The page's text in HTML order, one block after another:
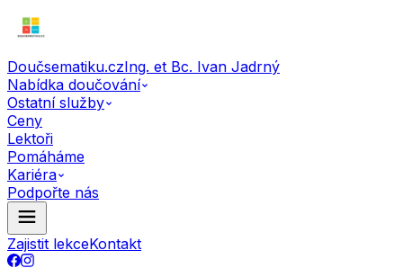
Doučsematiku.czIng. et Bc. Ivan Jadrný
Nabídka doučování
Ostatní služby
Ceny
Lektoři
Pomáháme
Kariéra
Podpořte nás
Zajistit lekceKontakt